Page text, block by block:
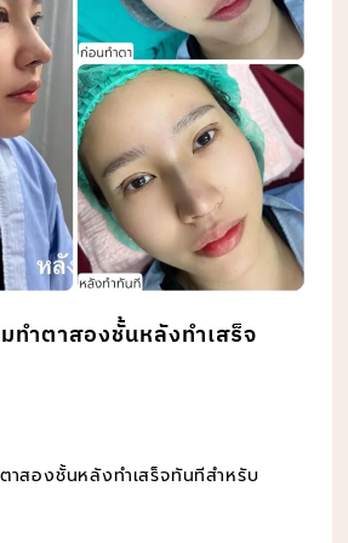
ำตาสองชั้นหลังทำเสร็จ
าสองชั้นหลังทำเสร็จทันทีสำหรับ